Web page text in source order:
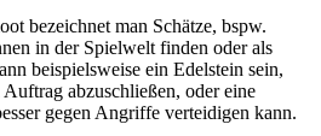
bezeichnet man Schätze, bspw.
in der Spielwelt finden oder als
beispielsweise ein Edelstein sein,
abzuschließen, oder eine
gegen Angriffe verteidigen kann.